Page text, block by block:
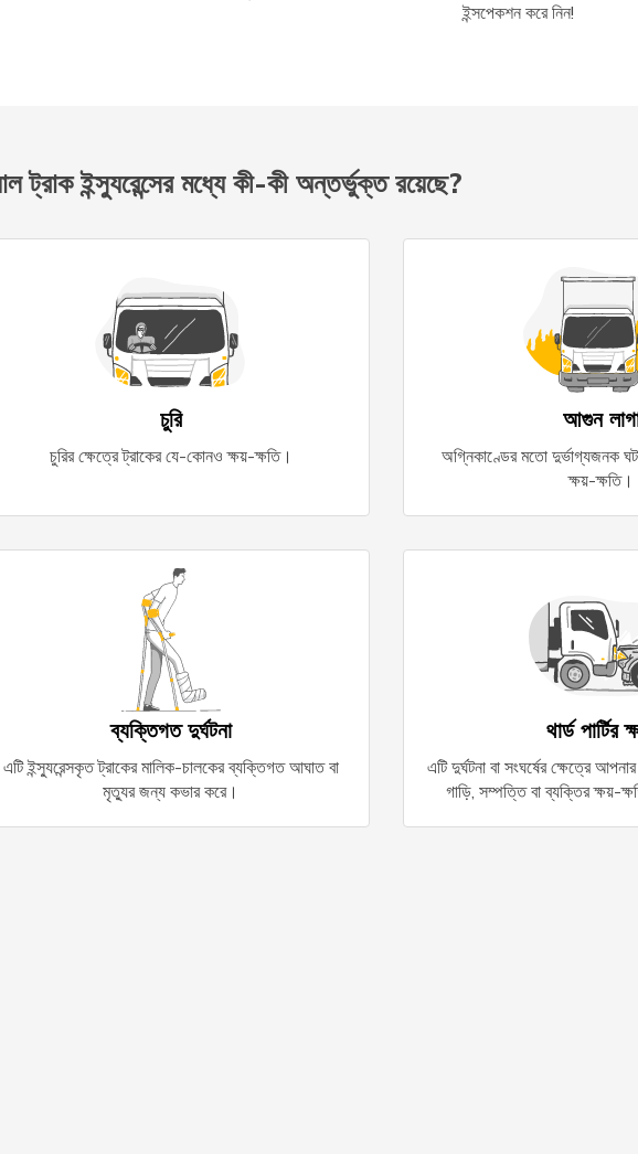
ইন্সপেকশন করে নিন!
ট্রাক ইন্স্যুরেন্সের মধ্যে কী-কী অন্তর্ভুক্ত রয়েছে?
চুরি
চুরির ক্ষেত্রে ট্রাকের যে-কোনও ক্ষয়-ক্ষতি।
আগুন
অগ্নিকাণ্ডের মতো দুর্ভাগ্যজনক
ক্ষয়-ক্ষতি।
ব্যক্তিগত দুর্ঘটনা
এটি ইন্স্যুরেন্সকৃত ট্রাকের মালিক-চালকের ব্যক্তিগত আঘাত বা
মৃত্যুর জন্য কভার করে।
থার্ড পার্টির
এটি দুর্ঘটনা বা সংঘর্ষের ক্ষেত্রে আপনার
গাড়ি, সম্পত্তি বা ব্যক্তির ক্ষয়-